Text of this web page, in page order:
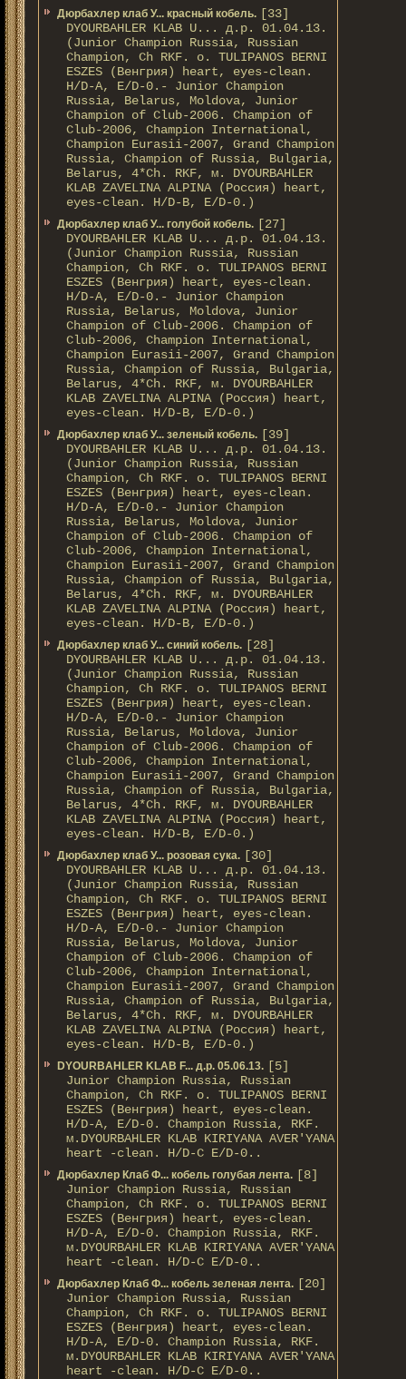
Дюрбахлер клаб У... красный кобель. [33]
DYOURBAHLER KLAB U... д.р. 01.04.13.
(Junior Champion Russia, Russian
Champion, Ch RKF. о. TULIPANOS BERNI
ESZES (Венгрия) heart, eyes-clean.
H/D-A, E/D-0.- Junior Champion
Russia, Belarus, Moldova, Junior
Champion of Club-2006. Champion of
Club-2006, Champion International,
Champion Eurasii-2007, Grand Champion
Russia, Champion of Russia, Bulgaria,
Belarus, 4*Ch. RKF, м. DYOURBAHLER
KLAB ZAVELINA ALPINA (Россия) heart,
eyes-clean. H/D-В, E/D-0.)
Дюрбахлер клаб У... голубой кобель. [27]
DYOURBAHLER KLAB U... д.р. 01.04.13.
(Junior Champion Russia, Russian
Champion, Ch RKF. о. TULIPANOS BERNI
ESZES (Венгрия) heart, eyes-clean.
H/D-A, E/D-0.- Junior Champion
Russia, Belarus, Moldova, Junior
Champion of Club-2006. Champion of
Club-2006, Champion International,
Champion Eurasii-2007, Grand Champion
Russia, Champion of Russia, Bulgaria,
Belarus, 4*Ch. RKF, м. DYOURBAHLER
KLAB ZAVELINA ALPINA (Россия) heart,
eyes-clean. H/D-В, E/D-0.)
Дюрбахлер клаб У... зеленый кобель. [39]
DYOURBAHLER KLAB U... д.р. 01.04.13.
(Junior Champion Russia, Russian
Champion, Ch RKF. о. TULIPANOS BERNI
ESZES (Венгрия) heart, eyes-clean.
H/D-A, E/D-0.- Junior Champion
Russia, Belarus, Moldova, Junior
Champion of Club-2006. Champion of
Club-2006, Champion International,
Champion Eurasii-2007, Grand Champion
Russia, Champion of Russia, Bulgaria,
Belarus, 4*Ch. RKF, м. DYOURBAHLER
KLAB ZAVELINA ALPINA (Россия) heart,
eyes-clean. H/D-В, E/D-0.)
Дюрбахлер клаб У... синий кобель. [28]
DYOURBAHLER KLAB U... д.р. 01.04.13.
(Junior Champion Russia, Russian
Champion, Ch RKF. о. TULIPANOS BERNI
ESZES (Венгрия) heart, eyes-clean.
H/D-A, E/D-0.- Junior Champion
Russia, Belarus, Moldova, Junior
Champion of Club-2006. Champion of
Club-2006, Champion International,
Champion Eurasii-2007, Grand Champion
Russia, Champion of Russia, Bulgaria,
Belarus, 4*Ch. RKF, м. DYOURBAHLER
KLAB ZAVELINA ALPINA (Россия) heart,
eyes-clean. H/D-В, E/D-0.)
Дюрбахлер клаб У... розовая сука. [30]
DYOURBAHLER KLAB U... д.р. 01.04.13.
(Junior Champion Russia, Russian
Champion, Ch RKF. о. TULIPANOS BERNI
ESZES (Венгрия) heart, eyes-clean.
H/D-A, E/D-0.- Junior Champion
Russia, Belarus, Moldova, Junior
Champion of Club-2006. Champion of
Club-2006, Champion International,
Champion Eurasii-2007, Grand Champion
Russia, Champion of Russia, Bulgaria,
Belarus, 4*Ch. RKF, м. DYOURBAHLER
KLAB ZAVELINA ALPINA (Россия) heart,
eyes-clean. H/D-В, E/D-0.)
DYOURBAHLER KLAB F... д.р. 05.06.13. [5]
Junior Champion Russia, Russian
Champion, Ch RKF. о. TULIPANOS BERNI
ESZES (Венгрия) heart, eyes-clean.
H/D-A, E/D-0. Champion Russia, RKF.
м.DYOURBAHLER KLAB KIRIYANA AVER'YANA
heart -clean. H/D-С E/D-0..
Дюрбахлер Клаб Ф... кобель голубая лента. [8]
Junior Champion Russia, Russian
Champion, Ch RKF. о. TULIPANOS BERNI
ESZES (Венгрия) heart, eyes-clean.
H/D-A, E/D-0. Champion Russia, RKF.
м.DYOURBAHLER KLAB KIRIYANA AVER'YANA
heart -clean. H/D-С E/D-0..
Дюрбахлер Клаб Ф... кобель зеленая лента. [20]
Junior Champion Russia, Russian
Champion, Ch RKF. о. TULIPANOS BERNI
ESZES (Венгрия) heart, eyes-clean.
H/D-A, E/D-0. Champion Russia, RKF.
м.DYOURBAHLER KLAB KIRIYANA AVER'YANA
heart -clean. H/D-С E/D-0..